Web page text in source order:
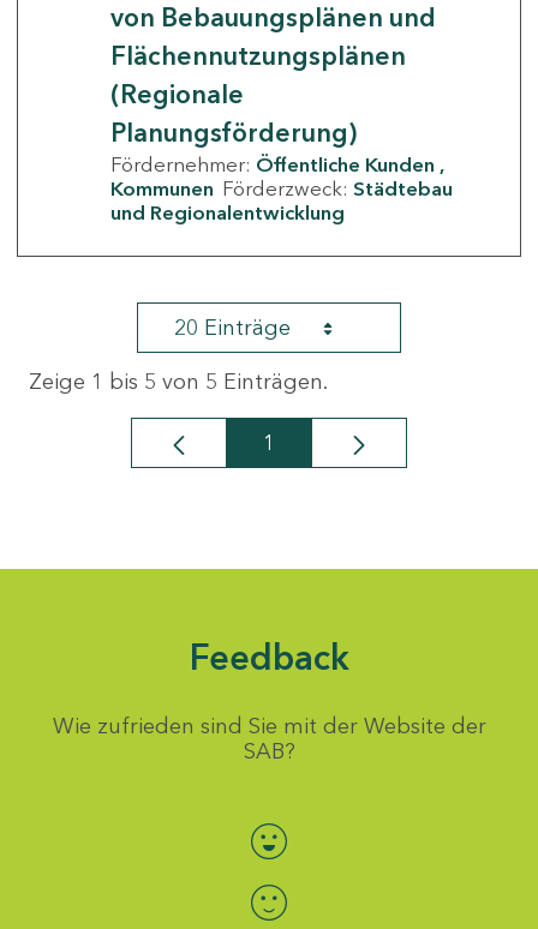
von Bebauungsplänen und
Flächennutzungsplänen
(Regionale
Planungsförderung)
Fördernehmer: Öffentliche Kunden
Kommunen Förderzweck: Städtebau
und Regionalentwicklung
20 Einträge
Zeige 1 bis 5 von 5 Einträgen.
Seite
1
Feedback
Wie zufrieden sind Sie mit der Website der
SAB?
Bewertung auswählen